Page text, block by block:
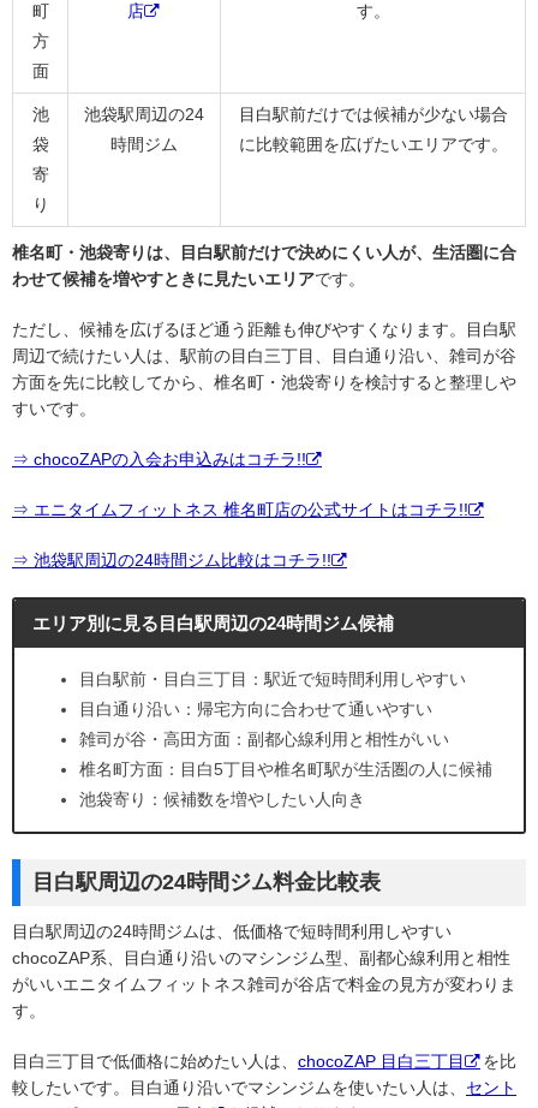
町
方
面
店
す。
池
袋
寄
り
池袋駅周辺の24
時間ジム
目白駅前だけでは候補が少ない場合
に比較範囲を広げたいエリアです。
椎名町・池袋寄りは、目白駅前だけで決めにくい人が、生活圏に合
わせて候補を増やすときに見たいエリアです。
ただし、候補を広げるほど通う距離も伸びやすくなります。目白駅
周辺で続けたい人は、駅前の目白三丁目、目白通り沿い、雑司が谷
方面を先に比較してから、椎名町・池袋寄りを検討すると整理しや
すいです。
⇒ chocoZAPの入会お申込みはコチラ!!
⇒ エニタイムフィットネス 椎名町店の公式サイトはコチラ!!
⇒ 池袋駅周辺の24時間ジム比較はコチラ!!
エリア別に見る目白駅周辺の24時間ジム候補
目白駅前・目白三丁目：駅近で短時間利用しやすい
目白通り沿い：帰宅方向に合わせて通いやすい
雑司が谷・高田方面：副都心線利用と相性がいい
椎名町方面：目白5丁目や椎名町駅が生活圏の人に候補
池袋寄り：候補数を増やしたい人向き
目白駅周辺の24時間ジム料金比較表
目白駅周辺の24時間ジムは、低価格で短時間利用しやすい
chocoZAP系、目白通り沿いのマシンジム型、副都心線利用と相性
がいいエニタイムフィットネス雑司が谷店で料金の見方が変わりま
す。
目白三丁目で低価格に始めたい人は、 chocoZAP 目白三丁目
を比
較したいです。目白通り沿いでマシンジムを使いたい人は、 セント